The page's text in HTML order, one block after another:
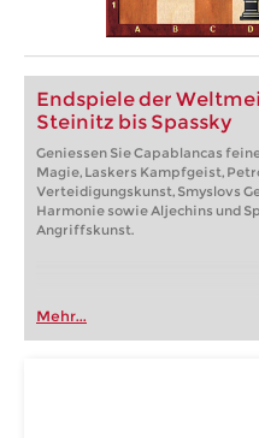
Endspiele der
Steinitz bis Spassky
Geniessen Sie Capablancas
Magie, Laskers Kampfgeist,
Verteidigungskunst, Smyslovs
Harmonie sowie Aljechins und
Angriffskunst.
Mehr...